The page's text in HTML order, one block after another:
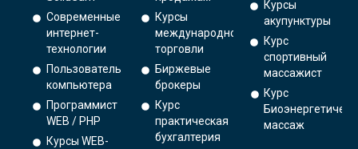
Современные
интернет-
технологии
Пользователь
компьютера
Программист
WEB / PHP
Курсы WEB-
Курсы
международной
торговли
Биржевые
брокеры
Курс
практическая
бухгалтерия
Курсы
акупунктуры
Курс
спортивный
массажист
Курс
массаж